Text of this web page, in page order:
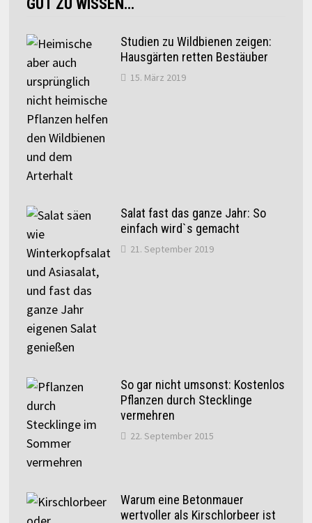
GUT ZU WISSEN…
Studien zu Wildbienen zeigen:
Hausgärten retten Bestäuber
15. März 2019
Salat fast das ganze Jahr: So
einfach wird`s gemacht
21. September 2019
So gar nicht umsonst: Kostenlos
Pflanzen durch Stecklinge
vermehren
22. September 2015
Warum eine Betonmauer
wertvoller als Kirschlorbeer ist